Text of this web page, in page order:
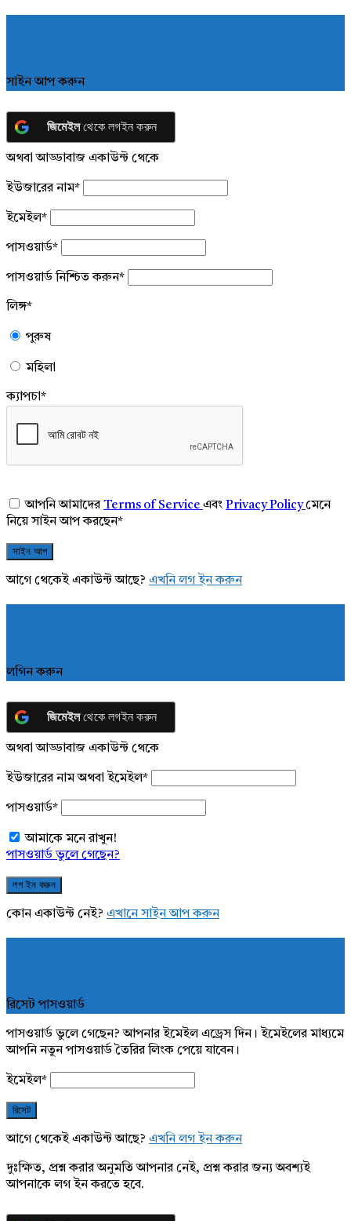
সাইন আপ করুন
জিমেইলথেকে লগইন করুন
অথবা আড্ডাবাজ একাউন্ট থেকে
ইউজারের নাম*
ইমেইল*
পাসওয়ার্ড*
পাসওয়ার্ড নিশ্চিত করুন*
লিঙ্গ*
পুরুষ
মহিলা
ক্যাপচা*
আপনি আমাদেরTerms of Service এবং Privacy Policyমেনে
নিয়ে সাইন আপ করছেন*
আগে থেকেই একাউন্ট আছে? এখনি লগ ইন করুন
লগিন করুন
জিমেইলথেকে লগইন করুন
অথবা আড্ডাবাজ একাউন্ট থেকে
ইউজারের নাম অথবা ইমেইল*
পাসওয়ার্ড*
আমাকে মনে রাখুন!
পাসওয়ার্ড ভুলে গেছেন?
কোন একাউন্ট নেই? এখানে সাইন আপ করুন
রিসেট পাসওয়ার্ড
পাসওয়ার্ড ভুলে গেছেন? আপনার ইমেইল এড্রেস দিন। ইমেইলের মাধ্যমে
আপনি নতুন পাসওয়ার্ড তৈরির লিংক পেয়ে যাবেন।
ইমেইল*
আগে থেকেই একাউন্ট আছে? এখনি লগ ইন করুন
দুঃক্ষিত, প্রশ্ন করার অনুমতি আপনার নেই, প্রশ্ন করার জন্য অবশ্যই
আপনাকে লগ ইন করতে হবে.